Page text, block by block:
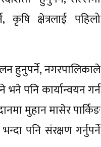
क्षेत्रलाई पहिलो
हुनुपर्ने, नगरपालिकाले
भने पनि कार्यान्वयन गर्न
मुहान मासेर पार्किङ
पनि संरक्षण गर्नुपर्ने